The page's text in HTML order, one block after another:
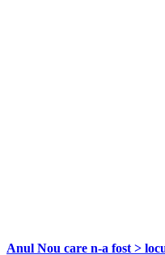
Anul Nou care n-a fost >